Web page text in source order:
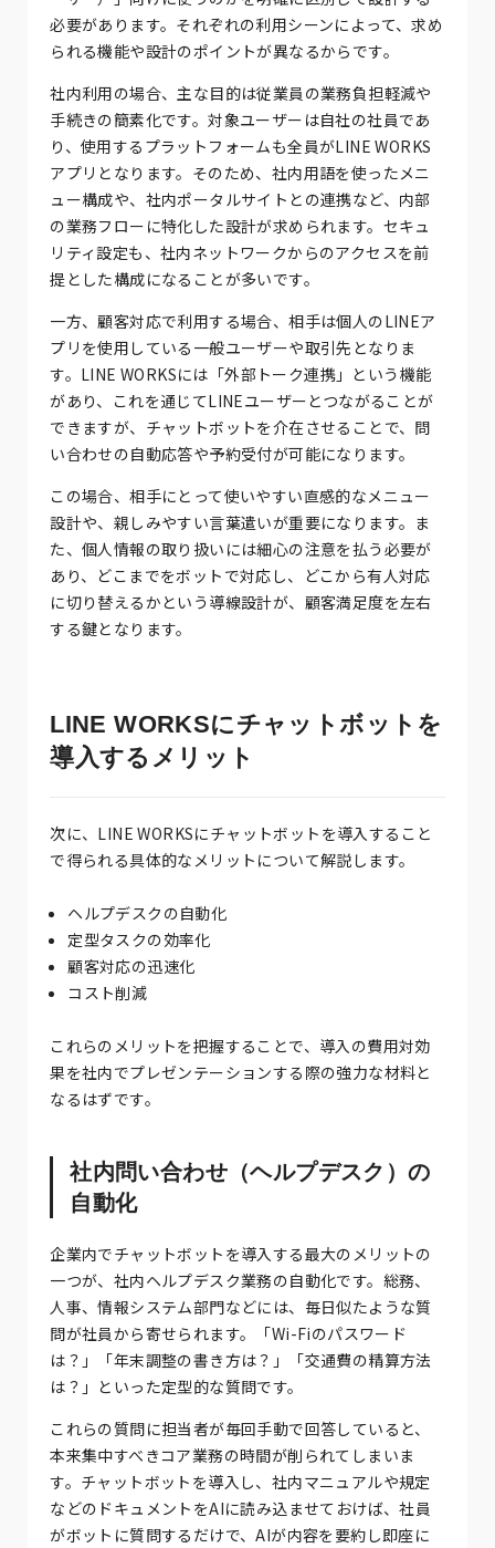
必要があります。それぞれの利用シーンによって、求め
られる機能や設計のポイントが異なるからです。
社内利用の場合、主な目的は従業員の業務負担軽減や
手続きの簡素化です。対象ユーザーは自社の社員であ
り、使用するプラットフォームも全員がLINE WORKS
アプリとなります。そのため、社内用語を使ったメニ
ュー構成や、社内ポータルサイトとの連携など、内部
の業務フローに特化した設計が求められます。セキュ
リティ設定も、社内ネットワークからのアクセスを前
提とした構成になることが多いです。
一方、顧客対応で利用する場合、相手は個人のLINEア
プリを使用している一般ユーザーや取引先となりま
す。LINE WORKSには「外部トーク連携」という機能
があり、これを通じてLINEユーザーとつながることが
できますが、チャットボットを介在させることで、問
い合わせの自動応答や予約受付が可能になります。
この場合、相手にとって使いやすい直感的なメニュー
設計や、親しみやすい言葉遣いが重要になります。ま
た、個人情報の取り扱いには細心の注意を払う必要が
あり、どこまでをボットで対応し、どこから有人対応
に切り替えるかという導線設計が、顧客満足度を左右
する鍵となります。
LINE WORKSにチャットボットを
導入するメリット
次に、LINE WORKSにチャットボットを導入すること
で得られる具体的なメリットについて解説します。
ヘルプデスクの自動化
定型タスクの効率化
顧客対応の迅速化
コスト削減
これらのメリットを把握することで、導入の費用対効
果を社内でプレゼンテーションする際の強力な材料と
なるはずです。
社内問い合わせ（ヘルプデスク）の
自動化
企業内でチャットボットを導入する最大のメリットの
一つが、社内ヘルプデスク業務の自動化です。総務、
人事、情報システム部門などには、毎日似たような質
問が社員から寄せられます。「Wi-Fiのパスワード
は？」「年末調整の書き方は？」「交通費の精算方法
は？」といった定型的な質問です。
これらの質問に担当者が毎回手動で回答していると、
本来集中すべきコア業務の時間が削られてしまいま
す。チャットボットを導入し、社内マニュアルや規定
などのドキュメントをAIに読み込ませておけば、社員
がボットに質問するだけで、AIが内容を要約し即座に